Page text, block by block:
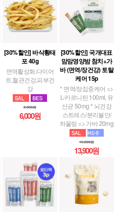
[30%할인] 바삭황태
포 40g
면역활성화,다이어
트,혈관건강,피부건
강
8,500원
6,000원
[30%할인] 국개대표
맘맘영양밤 참치+가
바 (면역/장건강) 토탈
케어 15p
* 면역/장집중케어 =>
L-카르니틴 100ml, 유
산균 50mg * 뇌건강
스트레스/분리불안/
하울링 => 가바 20mg
19,800원
13,900원